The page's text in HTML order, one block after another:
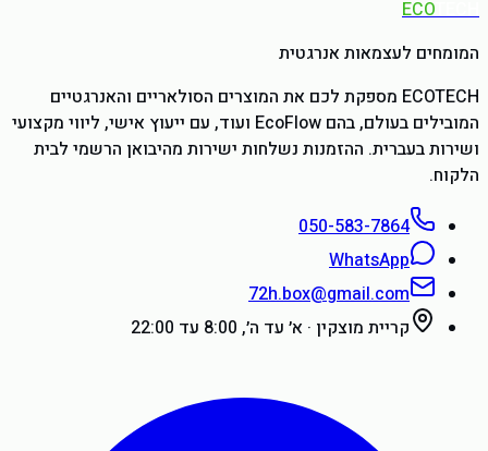
ECOTECH
המומחים לעצמאות אנרגטית
ECOTECH מספקת לכם את המוצרים הסולאריים והאנרגטיים
המובילים בעולם, בהם EcoFlow ועוד, עם ייעוץ אישי, ליווי מקצועי
ושירות בעברית. ההזמנות נשלחות ישירות מהיבואן הרשמי לבית
הלקוח.
050-583-7864
WhatsApp
72h.box@gmail.com
קריית מוצקין · א׳ עד ה׳, 8:00 עד 22:00